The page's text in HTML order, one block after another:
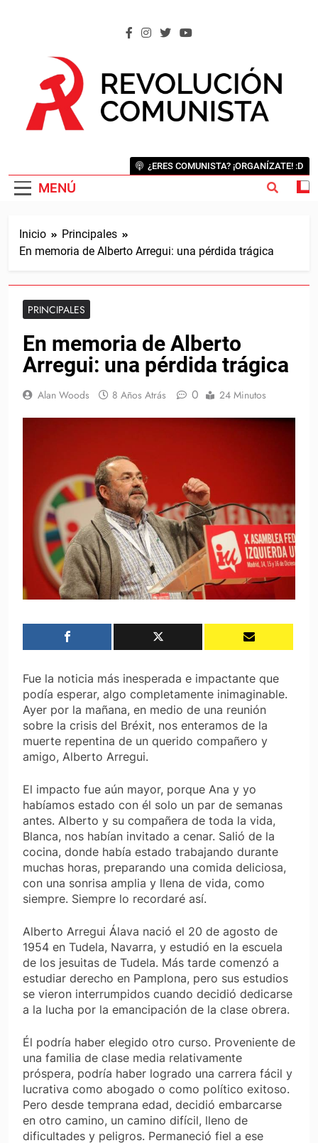
MENÚ
¿ERES COMUNISTA? ¡ORGANÍZATE! :D
Inicio
Principales
En memoria de Alberto Arregui: una pérdida trágica
PRINCIPALES
En memoria de Alberto
Arregui: una pérdida trágica
Alan Woods 8 Años Atrás 0 24 Minutos
Fue la noticia más inesperada e impactante que
podía esperar, algo completamente inimaginable.
Ayer por la mañana, en medio de una reunión
sobre la crisis del Bréxit, nos enteramos de la
muerte repentina de un querido compañero y
amigo, Alberto Arregui.
El impacto fue aún mayor, porque Ana y yo
habíamos estado con él solo un par de semanas
antes. Alberto y su compañera de toda la vida,
Blanca, nos habían invitado a cenar. Salió de la
cocina, donde había estado trabajando durante
muchas horas, preparando una comida deliciosa,
con una sonrisa amplia y llena de vida, como
siempre. Siempre lo recordaré así.
Alberto Arregui Álava nació el 20 de agosto de
1954 en Tudela, Navarra, y estudió en la escuela
de los jesuitas de Tudela. Más tarde comenzó a
estudiar derecho en Pamplona, pero sus estudios
se vieron interrumpidos cuando decidió dedicarse
a la lucha por la emancipación de la clase obrera.
Él podría haber elegido otro curso. Proveniente de
una familia de clase media relativamente
próspera, podría haber logrado una carrera fácil y
lucrativa como abogado o como político exitoso.
Pero desde temprana edad, decidió embarcarse
en otro camino, un camino difícil, lleno de
dificultades y peligros. Permaneció fiel a ese